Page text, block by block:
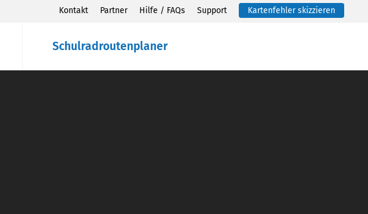
Kontakt Partner Hilfe / FAQs Support Kartenfehler skizzieren
Schulradroutenplaner